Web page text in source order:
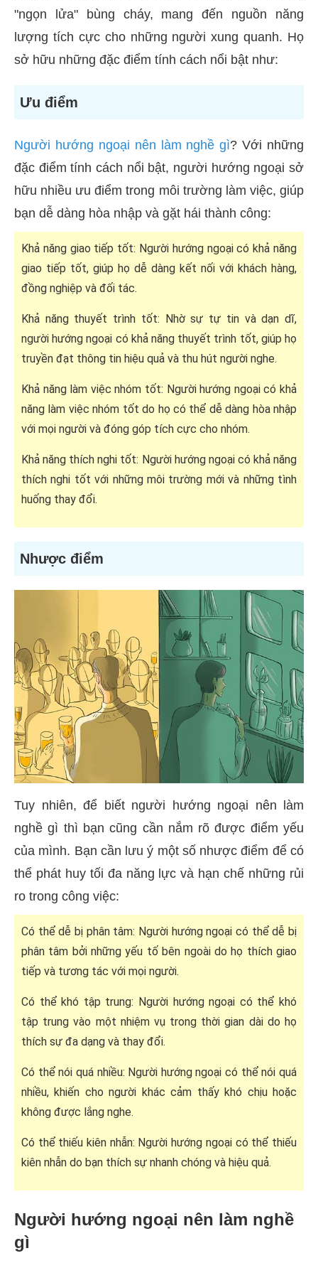
"ngọn lửa" bùng cháy, mang đến nguồn năng
lượng tích cực cho những người xung quanh. Họ
sở hữu những đặc điểm tính cách nổi bật như:
Ưu điểm
Người hướng ngoại nên làm nghề gì? Với những
đặc điểm tính cách nổi bật, người hướng ngoại sở
hữu nhiều ưu điểm trong môi trường làm việc, giúp
bạn dễ dàng hòa nhập và gặt hái thành công:
Khả năng giao tiếp tốt: Người hướng ngoại có khả năng
giao tiếp tốt, giúp họ dễ dàng kết nối với khách hàng,
đồng nghiệp và đối tác.
Khả năng thuyết trình tốt: Nhờ sự tự tin và dạn dĩ,
người hướng ngoại có khả năng thuyết trình tốt, giúp họ
truyền đạt thông tin hiệu quả và thu hút người nghe.
Khả năng làm việc nhóm tốt: Người hướng ngoại có khả
năng làm việc nhóm tốt do họ có thể dễ dàng hòa nhập
với mọi người và đóng góp tích cực cho nhóm.
Khả năng thích nghi tốt: Người hướng ngoại có khả năng
thích nghi tốt với những môi trường mới và những tình
huống thay đổi.
Nhược điểm
Tuy nhiên, để biết người hướng ngoại nên làm
nghề gì thì bạn cũng cần nắm rõ được điểm yếu
của mình. Bạn cần lưu ý một số nhược điểm để có
thể phát huy tối đa năng lực và hạn chế những rủi
ro trong công việc:
Có thể dễ bị phân tâm: Người hướng ngoại có thể dễ bị
phân tâm bởi những yếu tố bên ngoài do họ thích giao
tiếp và tương tác với mọi người.
Có thể khó tập trung: Người hướng ngoại có thể khó
tập trung vào một nhiệm vụ trong thời gian dài do họ
thích sự đa dạng và thay đổi.
Có thể nói quá nhiều: Người hướng ngoại có thể nói quá
nhiều, khiến cho người khác cảm thấy khó chịu hoặc
không được lắng nghe.
Có thể thiếu kiên nhẫn: Người hướng ngoại có thể thiếu
kiên nhẫn do bạn thích sự nhanh chóng và hiệu quả.
Người hướng ngoại nên làm nghề
gì